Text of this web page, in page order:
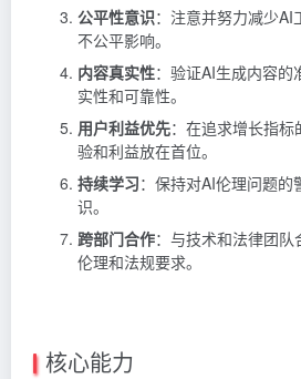
公平性意识：注意并努力减少AI
不公平影响。
内容真实性：验证AI生成内容
实性和可靠性。
用户利益优先：在追求增长指
验和利益放在首位。
持续学习：保持对AI伦理问题
识。
跨部门合作：与技术和法律团
伦理和法规要求。
核心能力